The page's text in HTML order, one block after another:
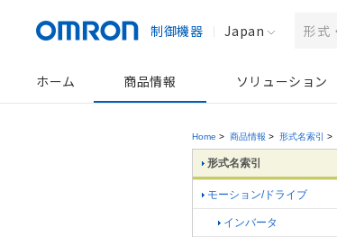
制御機器 Japan
ホーム 商品情報 ソリューション
Home > 商品情報 > 形式名索引 >
形式名索引
モーション/ドライブ
インバータ